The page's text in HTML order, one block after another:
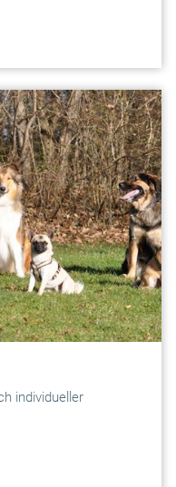
individueller